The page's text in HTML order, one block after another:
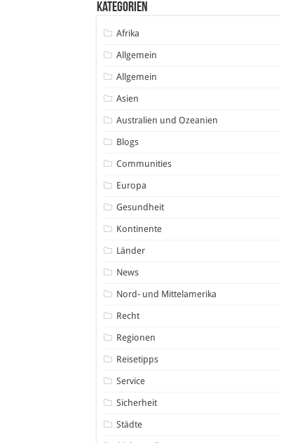
Kategorien
Afrika
Allgemein
Allgemein
Asien
Australien und Ozeanien
Blogs
Communities
Europa
Gesundheit
Kontinente
Länder
News
Nord- und Mittelamerika
Recht
Regionen
Reisetipps
Service
Sicherheit
Städte